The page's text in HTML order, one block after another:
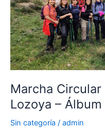
Marcha
Lozoya –
Sin categoría / admin